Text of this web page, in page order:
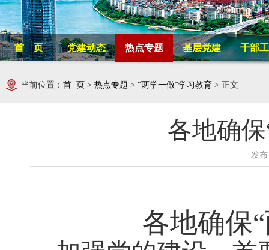
首 页 党建动态 热点专题 基层党建 干部
当前位置： 首 页 > 热点专题 > “两学一做”学习教育 > 正文
各地确
发
各地确保